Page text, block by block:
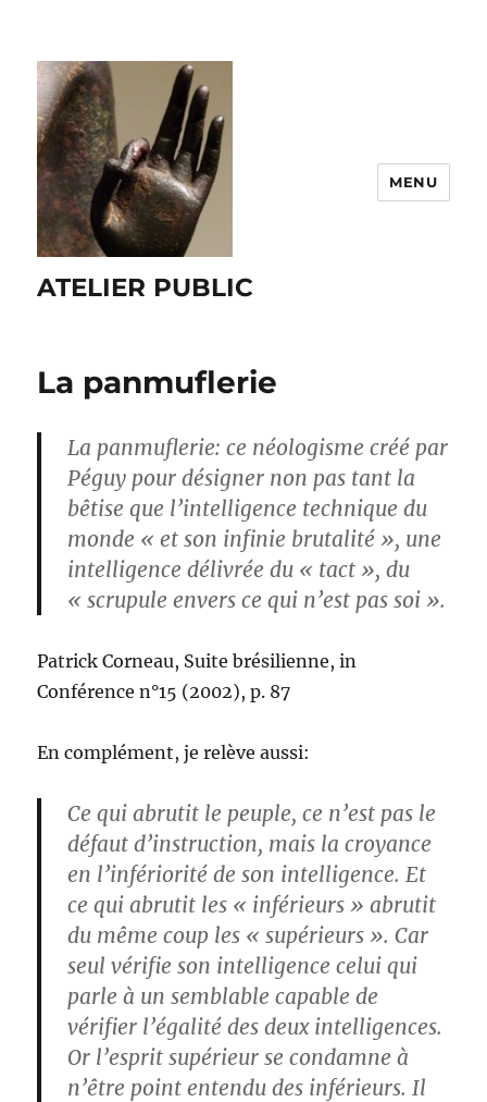
ATELIER PUBLIC
MENU
La panmuflerie
La panmuflerie: ce néologisme créé par
Péguy pour désigner non pas tant la
bêtise que l’intelligence technique du
monde « et son infinie brutalité », une
intelligence délivrée du « tact », du
« scrupule envers ce qui n’est pas soi ».
Patrick Corneau, Suite brésilienne, in
Conférence n°15 (2002), p. 87
En complément, je relève aussi:
Ce qui abrutit le peuple, ce n’est pas le
défaut d’instruction, mais la croyance
en l’infériorité de son intelligence. Et
ce qui abrutit les « inférieurs » abrutit
du même coup les « supérieurs ». Car
seul vérifie son intelligence celui qui
parle à un semblable capable de
vérifier l’égalité des deux intelligences.
Or l’esprit supérieur se condamne à
n’être point entendu des inférieurs. Il